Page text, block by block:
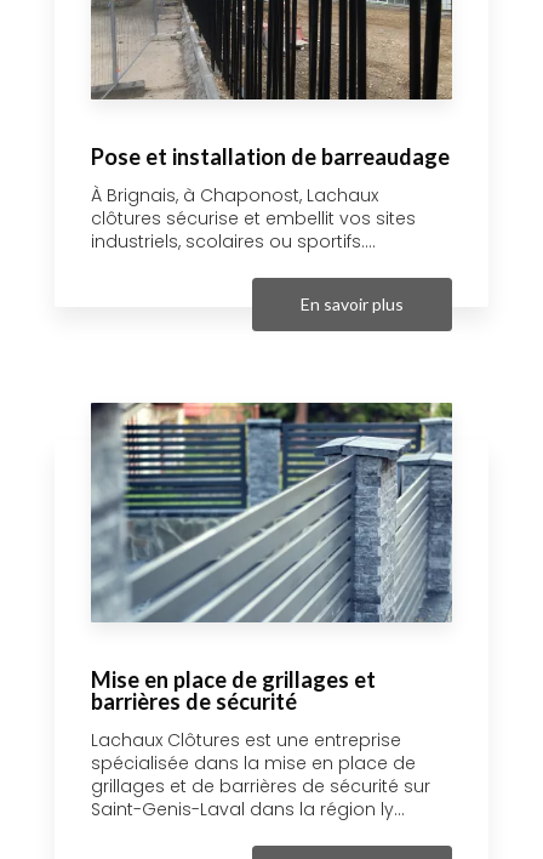
Pose et installation de barreaudage
À Brignais, à Chaponost, Lachaux
clôtures sécurise et embellit vos sites
industriels, scolaires ou sportifs....
En savoir plus
Mise en place de grillages et
barrières de sécurité
Lachaux Clôtures est une entreprise
spécialisée dans la mise en place de
grillages et de barrières de sécurité sur
Saint-Genis-Laval dans la région ly...